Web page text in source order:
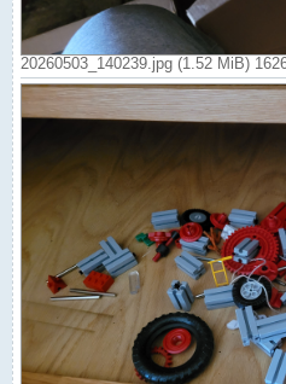
20260503_140239.jpg (1.52 MiB)